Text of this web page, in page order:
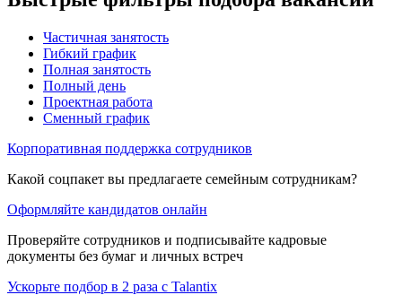
Частичная занятость
Гибкий график
Полная занятость
Полный день
Проектная работа
Сменный график
Корпоративная поддержка сотрудников
Какой соцпакет вы предлагаете семейным сотрудникам?
Оформляйте кандидатов онлайн
Проверяйте сотрудников и подписывайте кадровые
документы без бумаг и личных встреч
Ускорьте подбор в 2 раза с Talantix